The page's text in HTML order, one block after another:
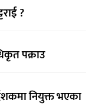
?
पक्राउ
नियुक्त भएका